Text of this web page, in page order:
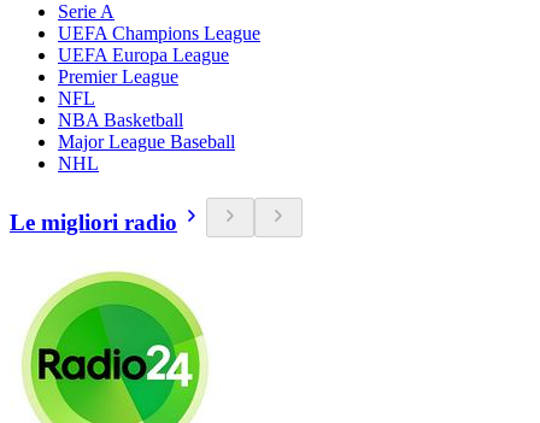
Serie A
UEFA Champions League
UEFA Europa League
Premier League
NFL
NBA Basketball
Major League Baseball
NHL
Le migliori radio